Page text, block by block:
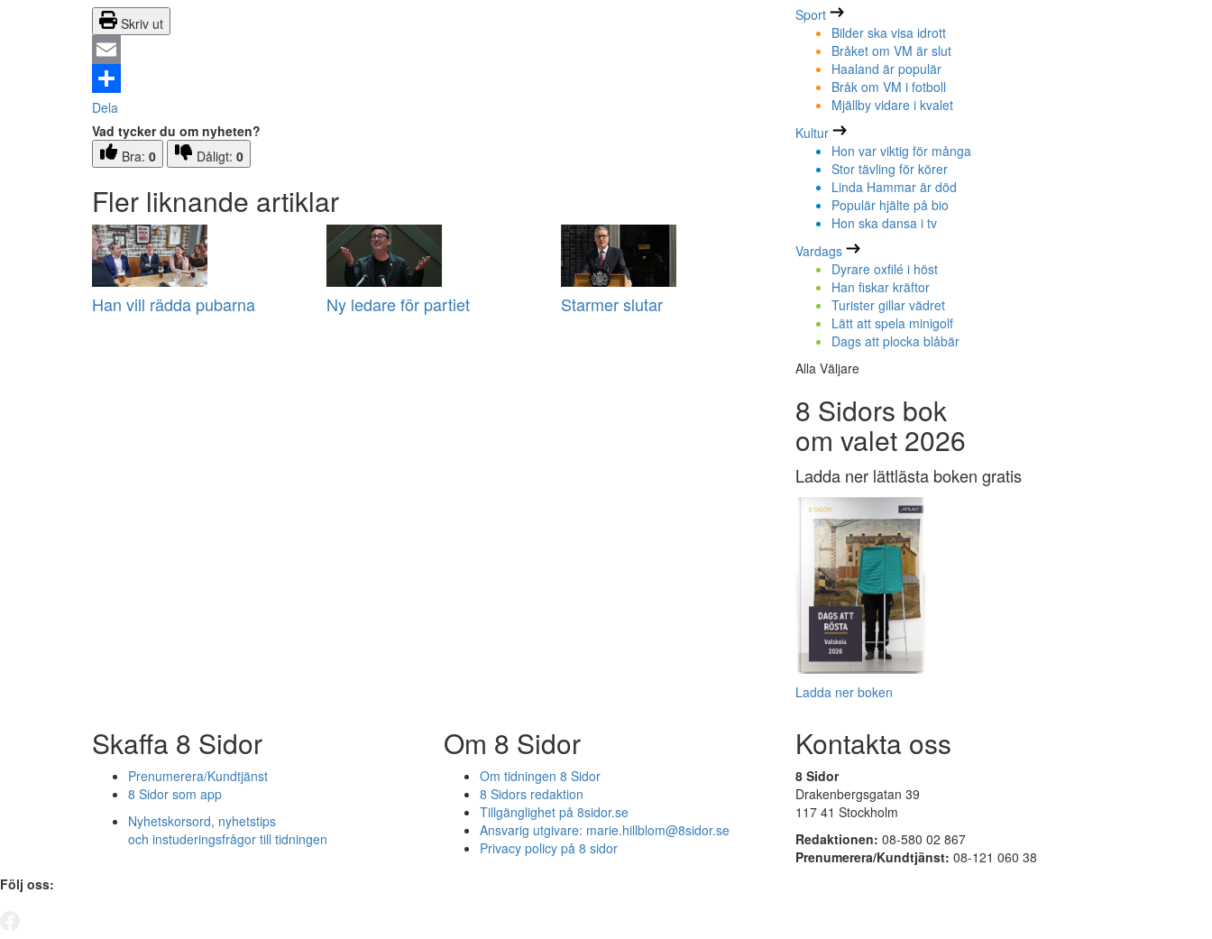
Skriv ut
Email
Dela
Vad tycker du om nyheten?
Bra: 0 Dåligt: 0
Fler liknande artiklar
Han vill rädda pubarna Ny ledare för partiet Starmer slutar
Sport
Bilder ska visa idrott
Bråket om VM är slut
Haaland är populär
Bråk om VM i fotboll
Mjällby vidare i kvalet
Kultur
Hon var viktig för många
Stor tävling för körer
Linda Hammar är död
Populär hjälte på bio
Hon ska dansa i tv
Vardags
Dyrare oxfilé i höst
Han fiskar kräftor
Turister gillar vädret
Lätt att spela minigolf
Dags att plocka blåbär
Alla Väljare
8 Sidors bok
om valet 2026
Ladda ner lättlästa boken gratis
Ladda ner boken
Skaffa 8 Sidor
Prenumerera/Kundtjänst
8 Sidor som app
Nyhetskorsord, nyhetstips
och instuderingsfrågor till tidningen
Om 8 Sidor
Om tidningen 8 Sidor
8 Sidors redaktion
Tillgänglighet på 8sidor.se
Ansvarig utgivare: marie.hillblom@8sidor.se
Privacy policy på 8 sidor
Kontakta oss
8 Sidor
Drakenbergsgatan 39
117 41 Stockholm
Redaktionen: 08-580 02 867
Prenumerera/Kundtjänst: 08-121 060 38
Följ oss: